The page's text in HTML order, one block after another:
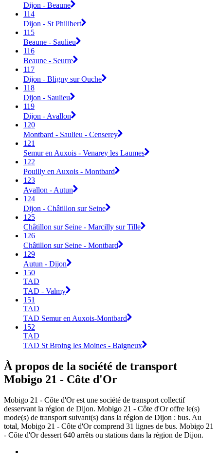
Dijon - Beaune
114
Dijon - St Philibert
115
Beaune - Saulieu
116
Beaune - Seurre
117
Dijon - Bligny sur Ouche
118
Dijon - Saulieu
119
Dijon - Avallon
120
Montbard - Saulieu - Censerey
121
Semur en Auxois - Venarey les Laumes
122
Pouilly en Auxois - Montbard
123
Avallon - Autun
124
Dijon - Châtillon sur Seine
125
Châtillon sur Seine - Marcilly sur Tille
126
Châtillon sur Seine - Montbard
129
Autun - Dijon
150
TAD
TAD - Valmy
151
TAD
TAD Semur en Auxois-Montbard
152
TAD
TAD St Broing les Moines - Baigneux
À propos de la société de transport
Mobigo 21 - Côte d'Or
Mobigo 21 - Côte d'Or est une société de transport collectif
desservant la région de Dijon. Mobigo 21 - Côte d'Or offre le(s)
mode(s) de transport suivant(s) dans la région de Dijon : bus. Au
total, Mobigo 21 - Côte d'Or comprend 31 lignes de bus. Mobigo 21
- Côte d'Or dessert 640 arrêts ou stations dans la région de Dijon.